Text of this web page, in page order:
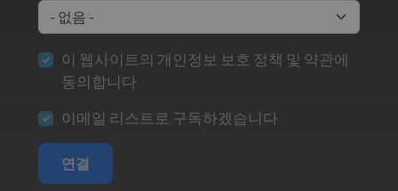
이 웹사이트의 개인정보 보호 정책 및 약관에
동의합니다
이메일 리스트로 구독하겠습니다
연결